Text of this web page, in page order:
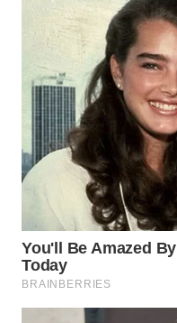
WAHANANEWS
ID
WAHANANEWS
CO ID
WAHANANEWS
NET
WAHANA
SPORT
WAHANA